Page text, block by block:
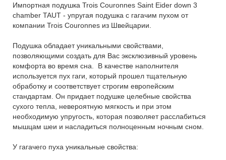
Импортная подушка Trois Couronnes Saint Eider down 3
chamber TAUT - упругая подушка с гагачим пухом от
компании Trois Couronnes из Швейцарии.
Подушка обладает уникальными свойствами,
позволяющими создать для Вас эксклюзивный уровень
комфорта во время сна. В качестве наполнителя
используется пух гаги, который прошел тщательную
обработку и соответствует строгим европейским
стандартам. Он придает подушке целебные свойства
сухого тепла, невероятную мягкость и при этом
необходимую упругость, которая позволяет расслабиться
мышцам шеи и насладиться полноценным ночным сном.
У гагачего пуха уникальные свойства: